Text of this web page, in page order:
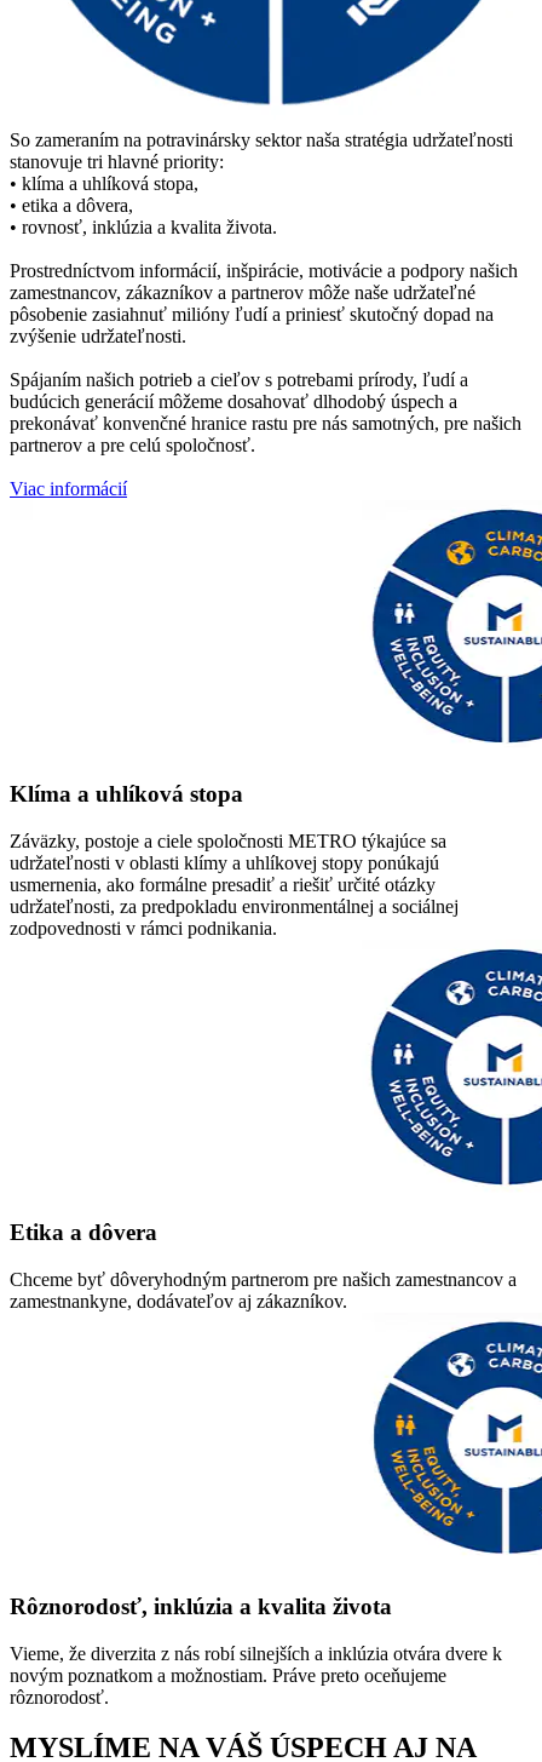
So zameraním na potravinársky sektor naša stratégia udržateľnosti
stanovuje tri hlavné priority:
• klíma a uhlíková stopa,
• etika a dôvera,
• rovnosť, inklúzia a kvalita života.
Prostredníctvom informácií, inšpirácie, motivácie a podpory našich
zamestnancov, zákazníkov a partnerov môže naše udržateľné
pôsobenie zasiahnuť milióny ľudí a priniesť skutočný dopad na
zvýšenie udržateľnosti.
Spájaním našich potrieb a cieľov s potrebami prírody, ľudí a
budúcich generácií môžeme dosahovať dlhodobý úspech a
prekonávať konvenčné hranice rastu pre nás samotných, pre našich
partnerov a pre celú spoločnosť.
Viac informácií
Klíma a uhlíková stopa
Záväzky, postoje a ciele spoločnosti METRO týkajúce sa
udržateľnosti v oblasti klímy a uhlíkovej stopy ponúkajú
usmernenia, ako formálne presadiť a riešiť určité otázky
udržateľnosti, za predpokladu environmentálnej a sociálnej
zodpovednosti v rámci podnikania.
Etika a dôvera
Chceme byť dôveryhodným partnerom pre našich zamestnancov a
zamestnankyne, dodávateľov aj zákazníkov.
Rôznorodosť, inklúzia a kvalita života
Vieme, že diverzita z nás robí silnejších a inklúzia otvára dvere k
novým poznatkom a možnostiam. Práve preto oceňujeme
rôznorodosť.
MYSLÍME NA VÁŠ ÚSPECH AJ NA